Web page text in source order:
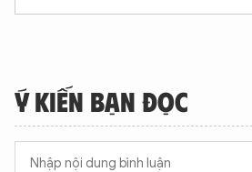
Ý KIẾN BẠN ĐỌC